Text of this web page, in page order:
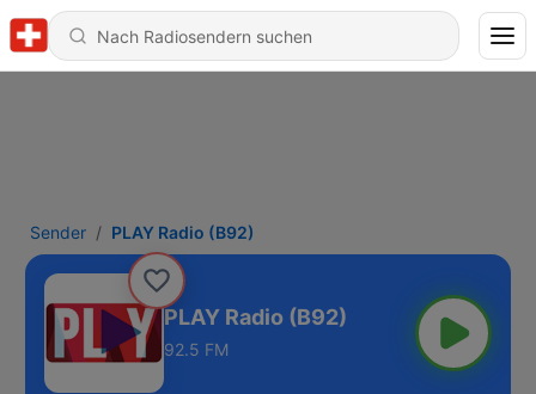
Sender PLAY Radio (B92)
PLAY Radio (B92)
92.5 FM